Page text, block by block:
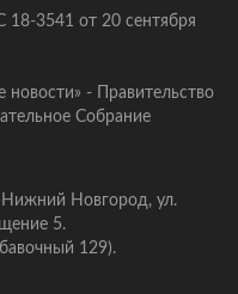
3541 от 20 сентября
новости» - Правительство
Собрание
Нижний Новгород, ул.
5.
129).